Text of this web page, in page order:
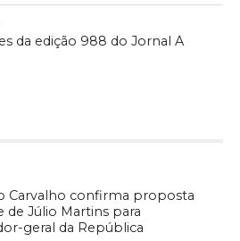
da edição 988 do Jornal A
Carvalho confirma proposta
de Júlio Martins para
geral da República